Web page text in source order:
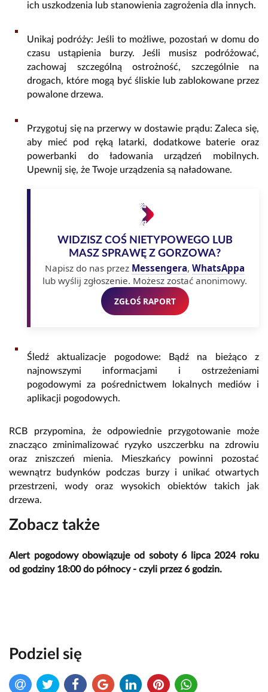
ich uszkodzenia lub stanowienia zagrożenia dla innych.
Unikaj podróży: Jeśli to możliwe, pozostań w domu do
czasu ustąpienia burzy. Jeśli musisz podróżować,
zachowaj szczególną ostrożność, szczególnie na
drogach, które mogą być śliskie lub zablokowane przez
powalone drzewa.
Przygotuj się na przerwy w dostawie prądu: Zaleca się,
aby mieć pod ręką latarki, dodatkowe baterie oraz
powerbanki do ładowania urządzeń mobilnych.
Upewnij się, że Twoje urządzenia są naładowane.
WIDZISZ COŚ NIETYPOWEGO LUB
MASZ SPRAWĘ Z GORZOWA?
Napisz do nas przez Messengera, WhatsAppa
lub wyślij zgłoszenie. Możesz zostać anonimowy.
ZGŁOŚ RAPORT
Śledź aktualizacje pogodowe: Bądź na bieżąco z
najnowszymi informacjami i ostrzeżeniami
pogodowymi za pośrednictwem lokalnych mediów i
aplikacji pogodowych.
RCB przypomina, że odpowiednie przygotowanie może
znacząco zminimalizować ryzyko uszczerbku na zdrowiu
oraz zniszczeń mienia. Mieszkańcy powinni pozostać
wewnątrz budynków podczas burzy i unikać otwartych
przestrzeni, wody oraz wysokich obiektów takich jak
drzewa.
Zobacz także
Alert pogodowy obowiązuje od soboty 6 lipca 2024 roku
od godziny 18:00 do północy - czyli przez 6 godzin.
Podziel się